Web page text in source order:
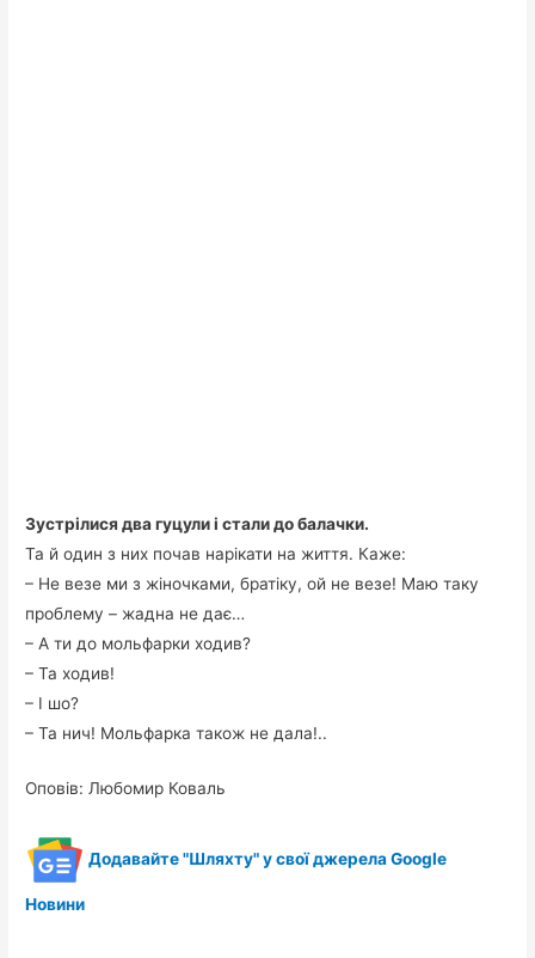
Зустрілися два гуцули і стали до балачки.
Та й один з них почав нарікати на життя. Каже:
– Не везе ми з жіночками, братіку, ой не везе! Маю таку
проблему – жадна не дає…
– А ти до мольфарки ходив?
– Та ходив!
– І шо?
– Та нич! Мольфарка також не дала!..
Оповів: Любомир Коваль
Додавайте "Шляхту" у свої джерела Google
Новини